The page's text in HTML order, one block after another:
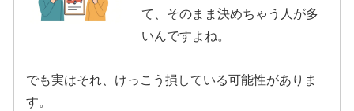
て、そのまま決めちゃう人が多
いんですよね。
でも実はそれ、けっこう損している可能性がありま
す。